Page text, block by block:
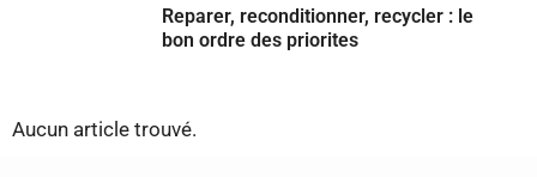
Reparer, reconditionner, recycler : le
bon ordre des priorites
Aucun article trouvé.